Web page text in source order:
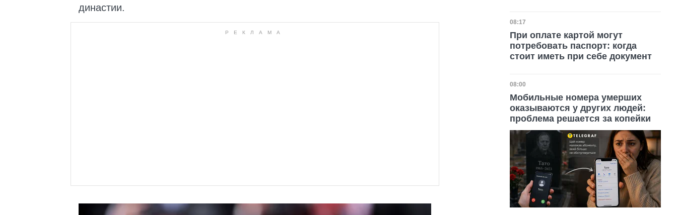
династии.
Дата публикации
08:17
При оплате картой могут
потребовать паспорт: когда
стоит иметь при себе документ
Дата публикации
08:00
Мобильные номера умерших
оказываются у других людей:
проблема решается за копейки